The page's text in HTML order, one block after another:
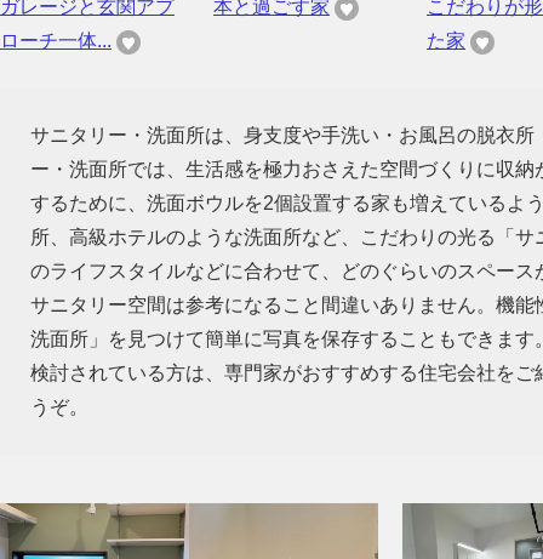
ガレージと玄関アプ
ローチ一体...
本と過ごす家
こだわりが
た家
サニタリー・洗面所は、身支度や手洗い・お風呂の脱衣
ー・洗面所では、生活感を極力おさえた空間づくりに収
するために、洗面ボウルを2個設置する家も増えているよ
所、高級ホテルのような洗面所など、こだわりの光る「
のライフスタイルなどに合わせて、どのぐらいのスペー
サニタリー空間は参考になること間違いありません。機
洗面所」を見つけて簡単に写真を保存することもできま
検討されている方は、専門家がおすすめする住宅会社を
うぞ。